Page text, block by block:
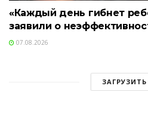
«Каждый день гибнет
заявили о
07.08.2026